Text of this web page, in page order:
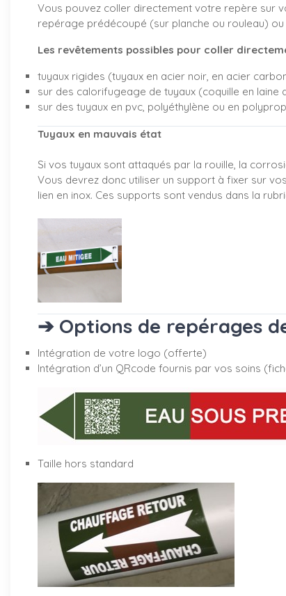
Vous pouvez coller directement votre repère sur
repérage prédécoupé (sur planche ou rouleau)
Les revêtements possibles pour coller
tuyaux rigides (tuyaux en acier noir, en acier
sur des calorifugeage de tuyaux (coquille en laine
sur des tuyaux en pvc, polyéthylène ou en
Tuyaux en mauvais état
Si vos tuyaux sont attaqués par la rouille, la
Vous devrez donc utiliser un support à fixer sur
lien en inox. Ces supports sont vendus dans la
➔ Options de repérages
Intégration de votre logo (offerte)
Intégration d’un QRcode fournis par vos soins
Taille hors standard